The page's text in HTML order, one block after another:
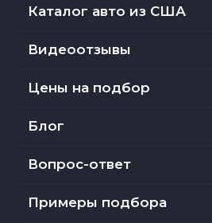
Каталог авто из США
Видеоотзывы
Цены на подбор
Блог
Вопрос-ответ
Примеры подбора